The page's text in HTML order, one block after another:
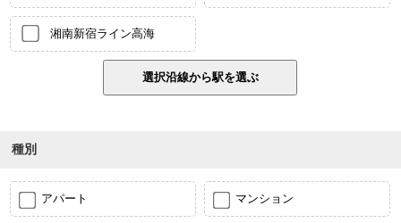
湘南新宿ライン高海
種別
アパート マンション